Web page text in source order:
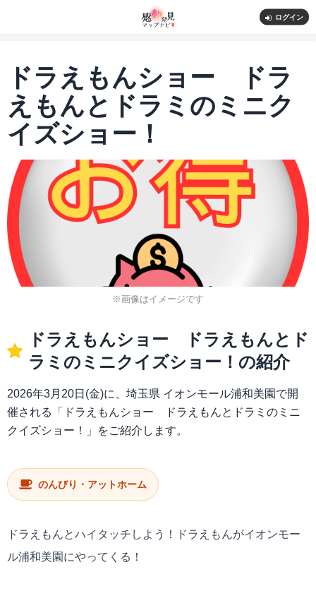
ログイン
ドラえもんショー ドラ
えもんとドラミのミニク
イズショー！
※画像はイメージです
ドラえもんショー ドラえもんとド
ラミのミニクイズショー！の紹介
2026年3月20日(金)に、埼玉県 イオンモール浦和美園で開
催される「ドラえもんショー ドラえもんとドラミのミニ
クイズショー！」をご紹介します。
のんびり・アットホーム
ドラえもんとハイタッチしよう！ドラえもんがイオンモー
ル浦和美園にやってくる！